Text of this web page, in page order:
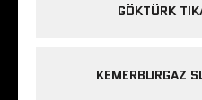
GÖKTÜRK
KEMERBURGAZ